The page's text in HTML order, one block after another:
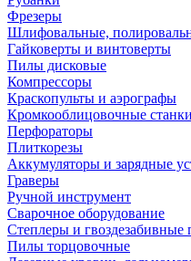
Фрезеры
Шлифовальные,
Гайковерты и винтоверты
Пилы дисковые
Компрессоры
Краскопульты и аэрографы
Кромкооблицовочные станки
Перфораторы
Плиткорезы
Аккумуляторы и зарядные
Граверы
Ручной инструмент
Сварочное оборудование
Степлеры и гвоздезабивные
Пилы торцовочные